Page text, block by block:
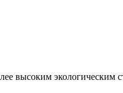
высоким экологическим